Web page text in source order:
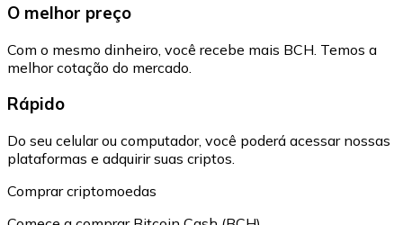
O melhor preço
Com o mesmo dinheiro, você recebe mais BCH. Temos a
melhor cotação do mercado.
Rápido
Do seu celular ou computador, você poderá acessar nossas
plataformas e adquirir suas criptos.
Comprar criptomoedas